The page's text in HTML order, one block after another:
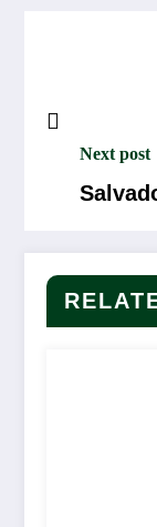
Next post